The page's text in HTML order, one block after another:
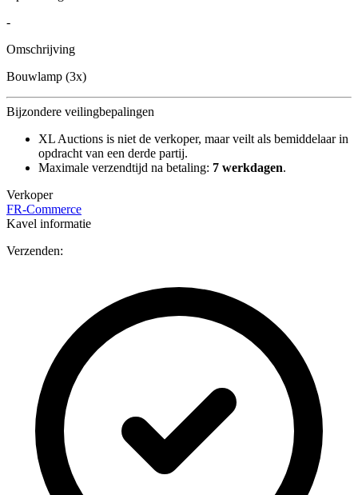
-
Omschrijving
Bouwlamp (3x)
Bijzondere veilingbepalingen
XL Auctions is niet de verkoper, maar veilt als bemiddelaar in
opdracht van een derde partij.
Maximale verzendtijd na betaling: 7 werkdagen.
Verkoper
FR-Commerce
Kavel informatie
Verzenden: